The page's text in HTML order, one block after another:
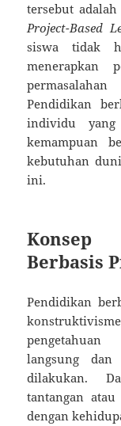
tersebut adalah
Project-Based
siswa tidak
menerapkan
Pendidikan
individu
kemampuan
kebutuhan
ini.
Berbasis
Pendidikan
langsung
dilakukan.
tantangan
dengan